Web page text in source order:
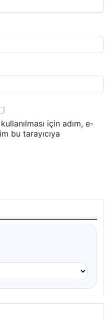
için adım, e-
bu tarayıcıya